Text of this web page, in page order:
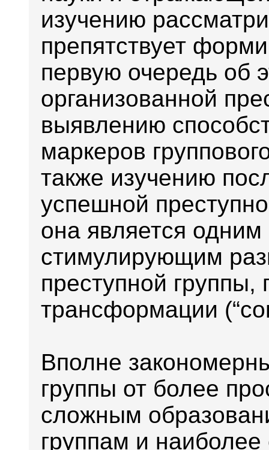
изучению
препятствует
первую очередь об
организованной
выявлению
маркеров
также изучению
успешной
она является
стимулирующим
преступной группы,
трансформации
Вполне
группы от более
сложным
группам и